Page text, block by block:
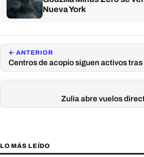
Nueva York
← ANTERIOR
Centros de acopio siguen activos
Zulia abre vuelos
LO MÁS LEÍDO